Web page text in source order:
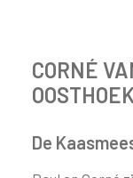
CORNÉ
OOSTHOEK
De